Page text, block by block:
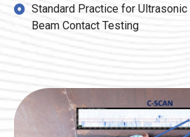
Standard Practice for
Beam Contact Testing